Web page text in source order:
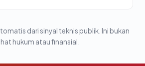
dari sinyal teknis publik. Ini bukan
hukum atau finansial.